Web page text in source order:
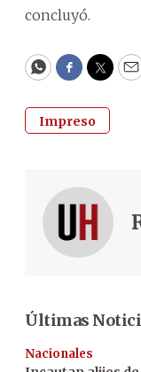
concluyó.
WhatsApp
Impreso
Últimas
Nacionales